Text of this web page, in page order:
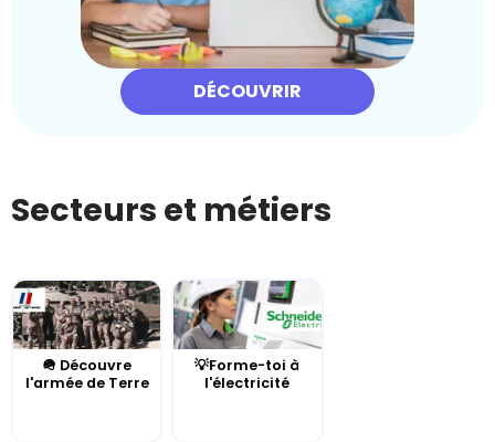
DÉCOUVRIR
Secteurs et métiers
🪖 Découvre
l'armée de Terre
💡Forme-toi à
l'électricité